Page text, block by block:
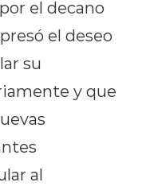
el decano
el deseo
su
y que
al